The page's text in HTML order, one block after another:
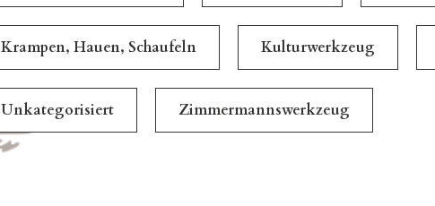
Krampen, Hauen, Schaufeln Kulturwerkzeug
Unkategorisiert Zimmermannswerkzeug